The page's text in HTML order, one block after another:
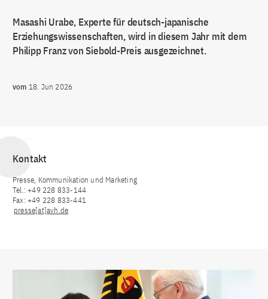
Masashi Urabe, Experte für deutsch-japanische
Erziehungswissenschaften, wird in diesem Jahr mit dem
Philipp Franz von Siebold-Preis ausgezeichnet.
vom 18. Jun 2026
Kontakt
Presse, Kommunikation und Marketing
Tel.: +49 228 833-144
Fax: +49 228 833-441
presse[at]avh.de